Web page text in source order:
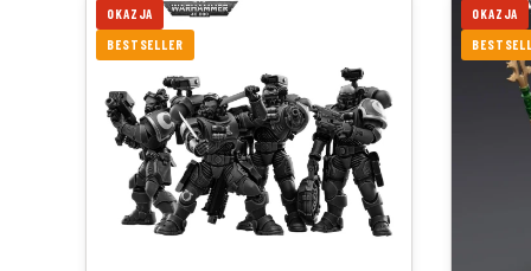
OKAZJA
BESTSELLER
OKAZJA